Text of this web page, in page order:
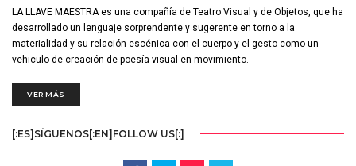
LA LLAVE MAESTRA es una compañía de Teatro Visual y de Objetos, que ha
desarrollado un lenguaje sorprendente y sugerente en torno a la
materialidad y su relación escénica con el cuerpo y el gesto como un
vehiculo de creación de poesía visual en movimiento.
VER MÁS
[:ES]SÍGUENOS[:EN]FOLLOW US[:]